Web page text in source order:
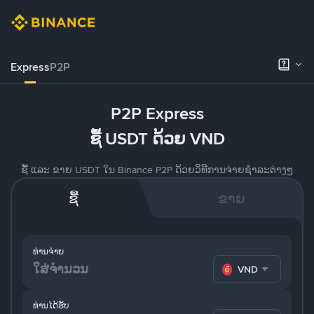
ExpressP2P
P2P Express
ຊື້ USDT ດ້ວຍ VND
ຊື້ ແລະ ຂາຍ USDT ໃນ Binance P2P ດ້ວຍວິທີການຈ່າຍຊຳລະຕ່າງໆ
ຊື້ ຂາຍ
ທ່ານຈ່າຍ
VND
ທ່ານໄດ້ຮັບ